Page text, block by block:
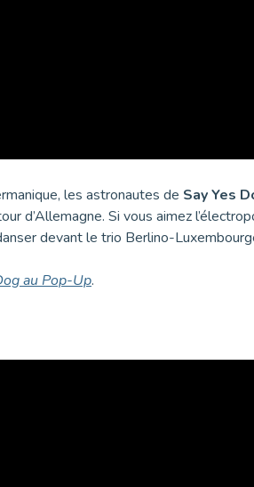
les astronautes de Say Yes
d’Allemagne. Si vous aimez
devant le trio Berlino-
au Pop-Up.